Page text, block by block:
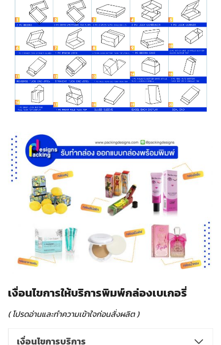
เงื่อนไขการให้บริการพิมพ์กล่องเบเกอรี่
( โปรดอ่านและทำความเข้าใจก่อนสั่งผลิต )
เงื่อนไขการบริการ